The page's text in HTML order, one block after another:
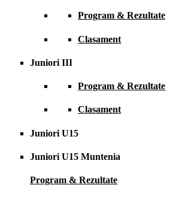
Program & Rezultate
Clasament
Juniori III
Program & Rezultate
Clasament
Juniori U15
Juniori U15 Muntenia
Program & Rezultate